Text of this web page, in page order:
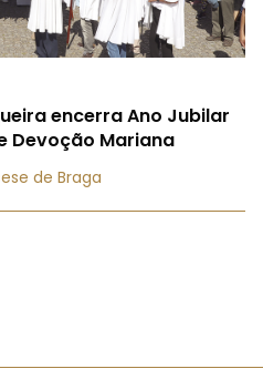
encerra Ano Jubilar
Devoção Mariana
de Braga